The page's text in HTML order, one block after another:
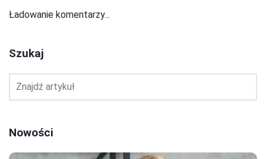
Ładowanie komentarzy...
Szukaj
Nowości